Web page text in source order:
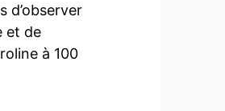
d’observer
et de
à 100